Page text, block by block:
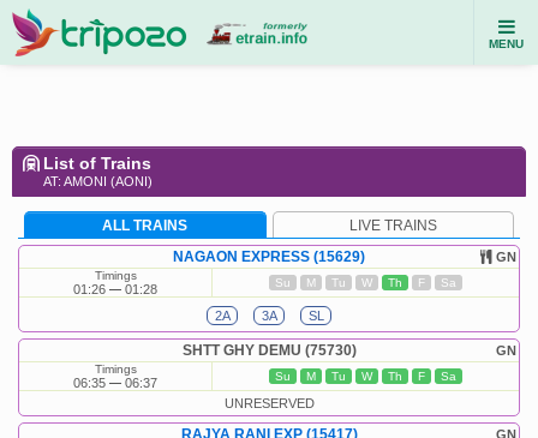
MENU
List of Trains
AT: AMONI (AONI)
ALL TRAINS LIVE TRAINS
GN
NAGAON EXPRESS (15629)
Timings
01:26 01:28 Su M Tu W Th F Sa
2A 3A SL
GN
SHTT GHY DEMU (75730)
Timings
06:35 06:37 Su M Tu W Th F Sa
UNRESERVED
GN
RAJYA RANI EXP (15417)